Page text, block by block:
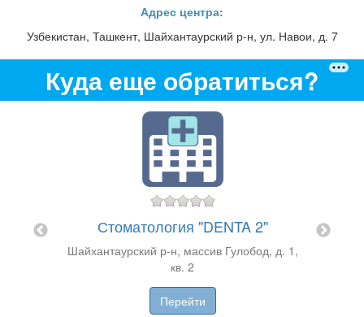
Адрес центра:
Узбекистан, Ташкент, Шайхантаурский р-н, ул. Навои, д. 7
Куда еще обратиться?
Стоматология "DENTA 2"
Шайхантаурский р-н, массив Гулобод, д. 1,
кв. 2
Перейти